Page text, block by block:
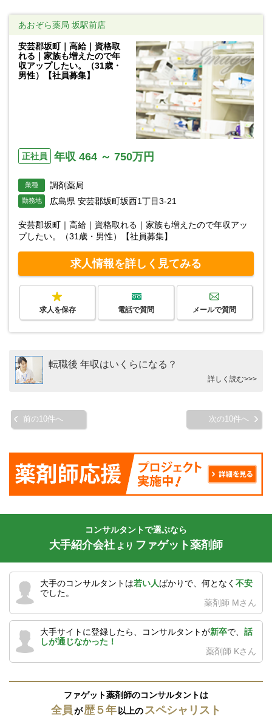
あおぞら薬局 坂駅前店
安芸郡坂町｜高給｜資格取
れる｜家族も増えたので年
収アップしたい。（31歳・
男性）【社員募集】
正社員 年収 464 ～ 750万円
業種 調剤薬局
勤務地 広島県 安芸郡坂町坂西1丁目3-21
安芸郡坂町｜高給｜資格取れる｜家族も増えたので年収アッ
プしたい。（31歳・男性）【社員募集】
求人情報を詳しく見てみる
求人を保存 電話で質問 メールで質問
転職後 年収はいくらになる？
詳しく読む>>>
前の10件へ 次の10件へ
コンサルタントで選ぶなら
大手紹介会社 より ファゲット薬剤師
大手のコンサルタントは若い人ばかりで、何となく 不安
でした。
薬剤師 Mさん
大手サイトに登録したら、コンサルタントが新卒で、 話
しが通じなかった！
薬剤師 Kさん
ファゲット薬剤師のコンサルタントは
全員が歴５年 以上の スペシャリスト